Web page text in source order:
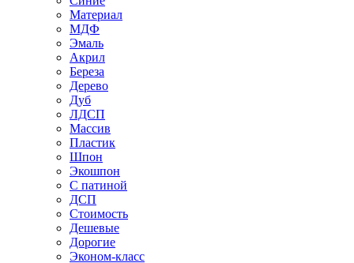
Материал
МДФ
Эмаль
Акрил
Береза
Дерево
Дуб
ЛДСП
Массив
Пластик
Шпон
Экошпон
С патиной
ДСП
Стоимость
Дешевые
Дорогие
Эконом-класс